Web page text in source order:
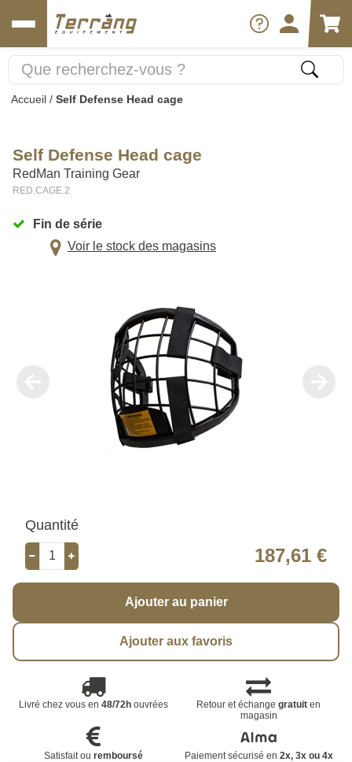
Accueil / Self Defense Head cage
Self Defense Head cage
RedMan Training Gear
RED.CAGE.2
Fin de série
Voir le stock des magasins
Quantité
187,61 €
Ajouter au panier
Ajouter aux favoris
Livré chez vous en 48/72houvrées Retour et échangegratuit en
magasin
Satisfait ou remboursé Paiement sécurisé en 2x, 3x ou 4x